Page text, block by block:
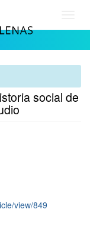
social de
view/849